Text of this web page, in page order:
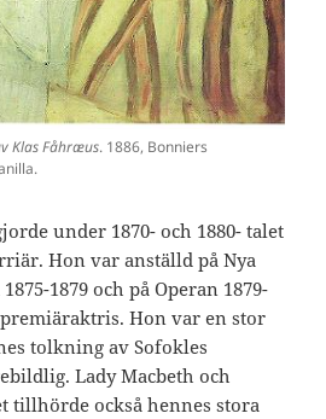
Klas Fåhræus. 1886, Bonniers
under 1870- och 1880- talet
Hon var anställd på Nya
1879 och på Operan 1879-
premiäraktris. Hon var en stor
tolkning av Sofokles
Lady Macbeth och
tillhörde också hennes stora